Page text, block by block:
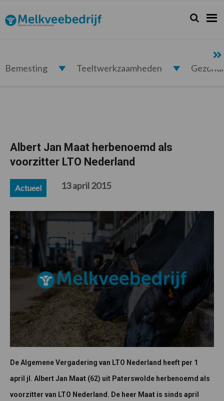
de
hoofdnavigatie
de
hoofd
de
eerste
de
voettekst
Melkveebedrijf.nl Zoeken...
Zoek
Bemesting Teeltwerkzaamheden
Albert Jan Maat herbenoemd als
voorzitter LTO Nederland
Actueel 13 april 2015
De Algemene Vergadering van LTO Nederland heeft per 1
april jl. Albert Jan Maat (62) uit Paterswolde herbenoemd als
voorzitter van LTO Nederland. De heer Maat is sinds april